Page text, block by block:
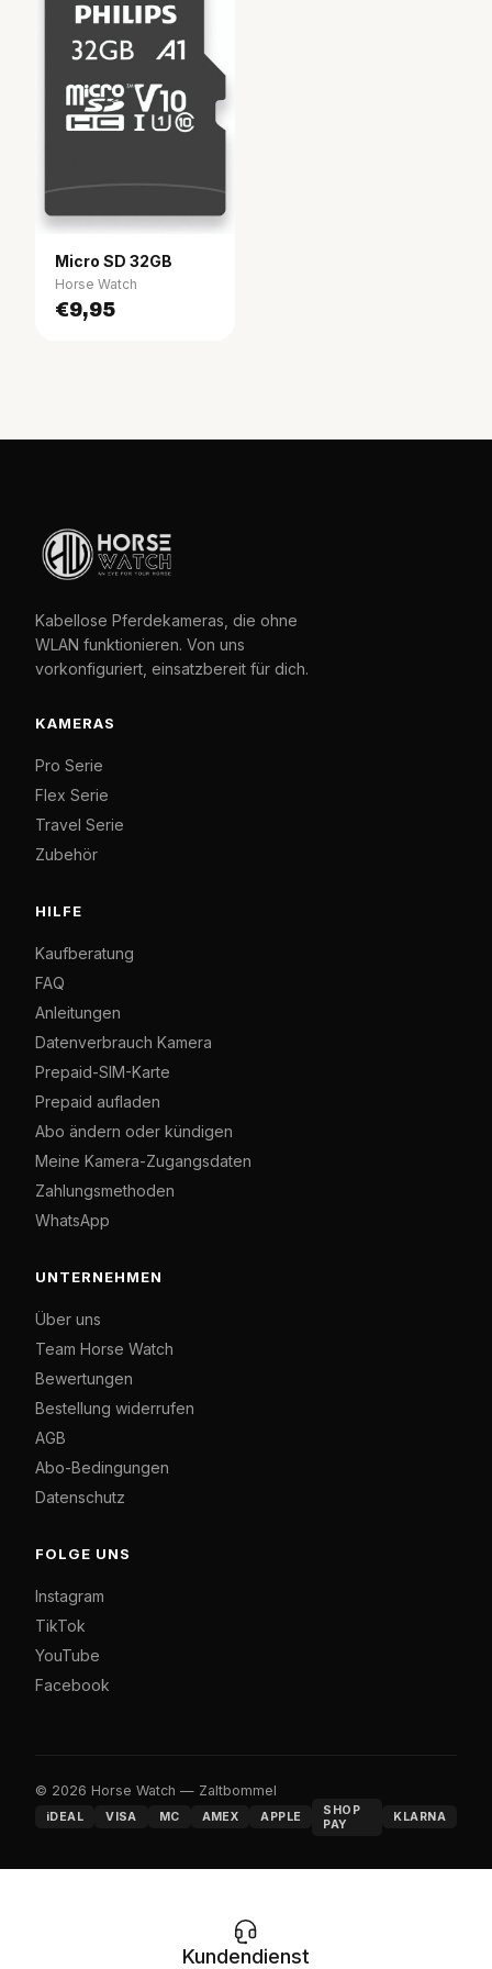
Horse Watch – Ein Auge für dein Pferd.
Micro SD 32GB
Horse Watch
€9,95
Kabellose Pferdekameras, die ohne
WLAN funktionieren. Von uns
vorkonfiguriert, einsatzbereit für dich.
KAMERAS
Pro Serie
Flex Serie
Travel Serie
Zubehör
HILFE
Kaufberatung
FAQ
Anleitungen
Datenverbrauch Kamera
Prepaid-SIM-Karte
Prepaid aufladen
Abo ändern oder kündigen
Meine Kamera-Zugangsdaten
Zahlungsmethoden
WhatsApp
UNTERNEHMEN
Über uns
Team Horse Watch
Bewertungen
Bestellung widerrufen
AGB
Abo-Bedingungen
Datenschutz
FOLGE UNS
Instagram
TikTok
YouTube
Facebook
© 2026 Horse Watch — Zaltbommel
iDEAL VISA MC AMEX APPLE
SHOP
PAY
KLARNA
Kundendienst